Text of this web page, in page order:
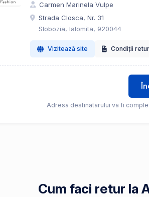
Carmen Marinela Vulpe
Strada Closca, Nr. 31
Slobozia, Ialomita, 920044
Vizitează site Condiții retur
Adresa destinatarului va fi
Cum faci retur la